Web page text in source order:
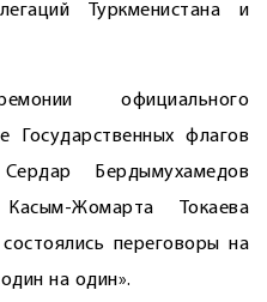
Туркменистана и
официального
Государственных флагов
Бердымухамедов
Жомарта Токаева
переговоры на
на один».